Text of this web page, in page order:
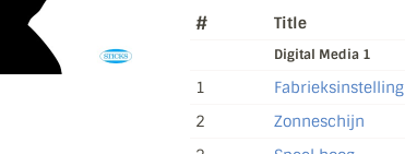
# Title
Digital Media 1
1 Fabrieksinstelling
2
Zonneschijn